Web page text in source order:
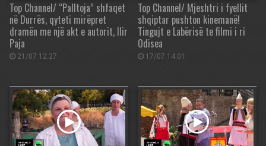
Top Channel/ “Palltoja” shfaqet
në Durrës, qyteti mirëpret
dramën me një akt e autorit, Ilir
Paja
21/07 12:27
Top Channel/ Mjeshtri i fyellit
shqiptar pushton kinemanë!
Tingujt e Labërisë te filmi i ri
Odisea
17/07 14:01